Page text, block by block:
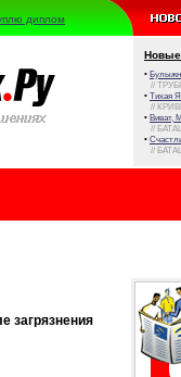
диплом
Новые
•
//
• Тихая
//
• Виват,
//
•
//
загрязнения